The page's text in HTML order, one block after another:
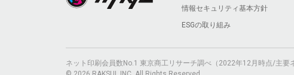
情報セキュリティ基本方針
ESGの取り組み
ネット印刷会員数No.1 東京商工リサーチ調べ（2022年12月時点/主要